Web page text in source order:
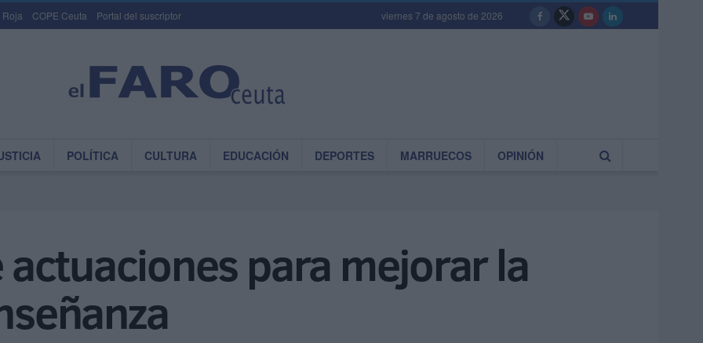
Roja COPE Ceuta Portal del suscriptor viernes 7 de agosto de 2026
POLÍTICA CULTURA EDUCACIÓN DEPORTES MARRUECOS OPINIÓN
actuaciones para mejorar la